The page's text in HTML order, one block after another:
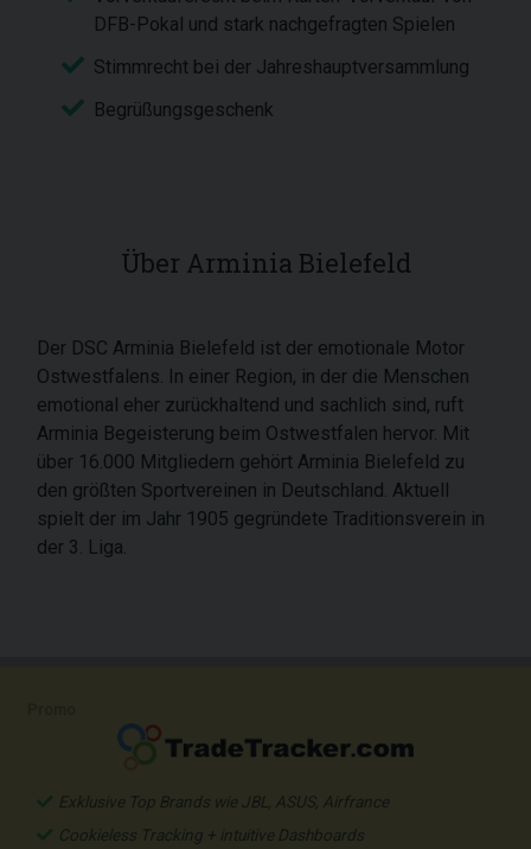
DFB-Pokal und stark nachgefragten Spielen
Stimmrecht bei der Jahreshauptversammlung
Begrüßungsgeschenk
Über Arminia Bielefeld
Der DSC Arminia Bielefeld ist der emotionale Motor
Ostwestfalens. In einer Region, in der die Menschen
emotional eher zurückhaltend und sachlich sind, ruft
Arminia Begeisterung beim Ostwestfalen hervor. Mit
über 16.000 Mitgliedern gehört Arminia Bielefeld zu
den größten Sportvereinen in Deutschland. Aktuell
spielt der im Jahr 1905 gegründete Traditionsverein in
der 3. Liga.
Exklusive Top Brands wie JBL, ASUS, Airfrance
Cookieless Tracking + intuitive Dashboards